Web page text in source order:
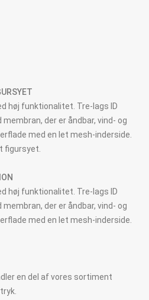
funktionalitet. Tre-lags ID
der er åndbar, vind- og
med en let mesh-inderside.
figursyet.
funktionalitet. Tre-lags ID
der er åndbar, vind- og
med en let mesh-inderside.
en del af vores sortiment